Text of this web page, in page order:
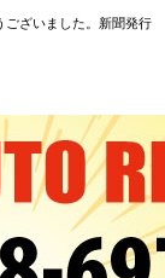
ございました。新聞発行